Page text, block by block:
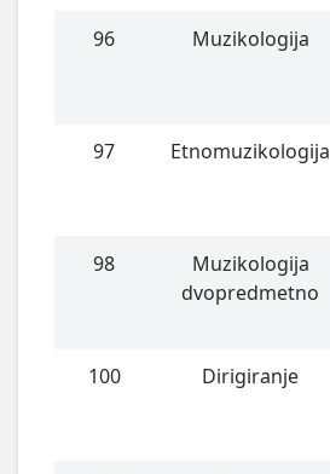
96 Muzikologija
97 Etnomuzikologija
98
Muzikologija
dvopredmetno
100 Dirigiranje